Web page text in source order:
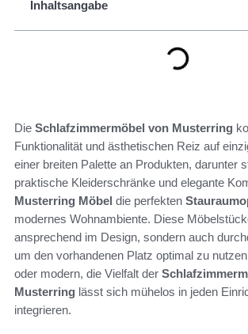
Inhaltsangabe
Die Schlafzimmermöbel von Musterring
Funktionalität und ästhetischen Reiz auf
einer breiten Palette an Produkten, darunter
praktische Kleiderschränke und elegante
Musterring Möbel die perfekten
modernes Wohnambiente. Diese
ansprechend im Design, sondern auch
um den vorhandenen Platz optimal zu
oder modern, die Vielfalt der
Musterring lässt sich mühelos in jeden
integrieren.